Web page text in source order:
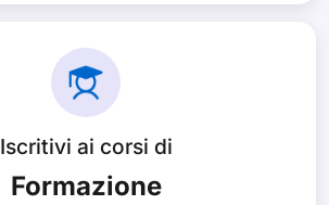
Iscritivi ai corsi di
Formazione